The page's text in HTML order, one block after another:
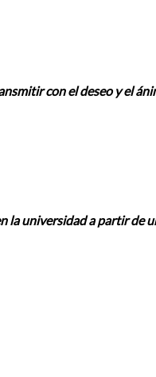
con el deseo y el
la universidad a partir de